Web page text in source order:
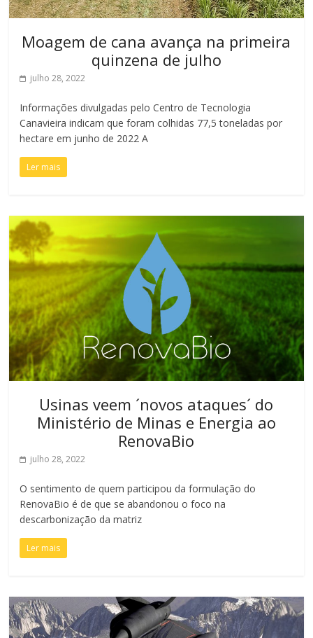
Moagem de cana avança na primeira
quinzena de julho
julho 28, 2022
Informações divulgadas pelo Centro de Tecnologia
Canavieira indicam que foram colhidas 77,5 toneladas por
hectare em junho de 2022 A
Ler mais
Usinas veem ´novos ataques´ do
Ministério de Minas e Energia ao
RenovaBio
julho 28, 2022
O sentimento de quem participou da formulação do
RenovaBio é de que se abandonou o foco na
descarbonização da matriz
Ler mais